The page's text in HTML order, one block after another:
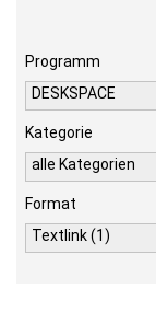
Programm
DESKSPACE
Kategorie
alle Kategorien
Format
Textlink (1)